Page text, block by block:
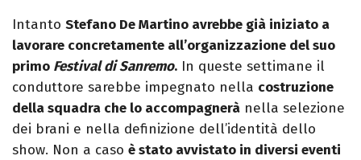
Intanto Stefano De Martino avrebbe già iniziato a
lavorare concretamente all’organizzazione del suo
primo Festival di Sanremo. In queste settimane il
conduttore sarebbe impegnato nella costruzione
della squadra che lo accompagnerà nella selezione
dei brani e nella definizione dell’identità dello
show. Non a caso è stato avvistato in diversi eventi